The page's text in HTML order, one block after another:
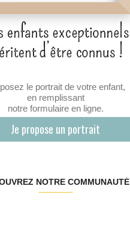
le portrait de votre enfant,
en remplissant
notre formulaire en ligne.
Je propose un portrait
NOTRE COMMUNAUTÉ